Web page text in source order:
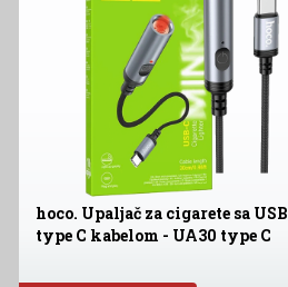
hoco. Upaljač za cigarete sa USB
type C kabelom - UA30 type C